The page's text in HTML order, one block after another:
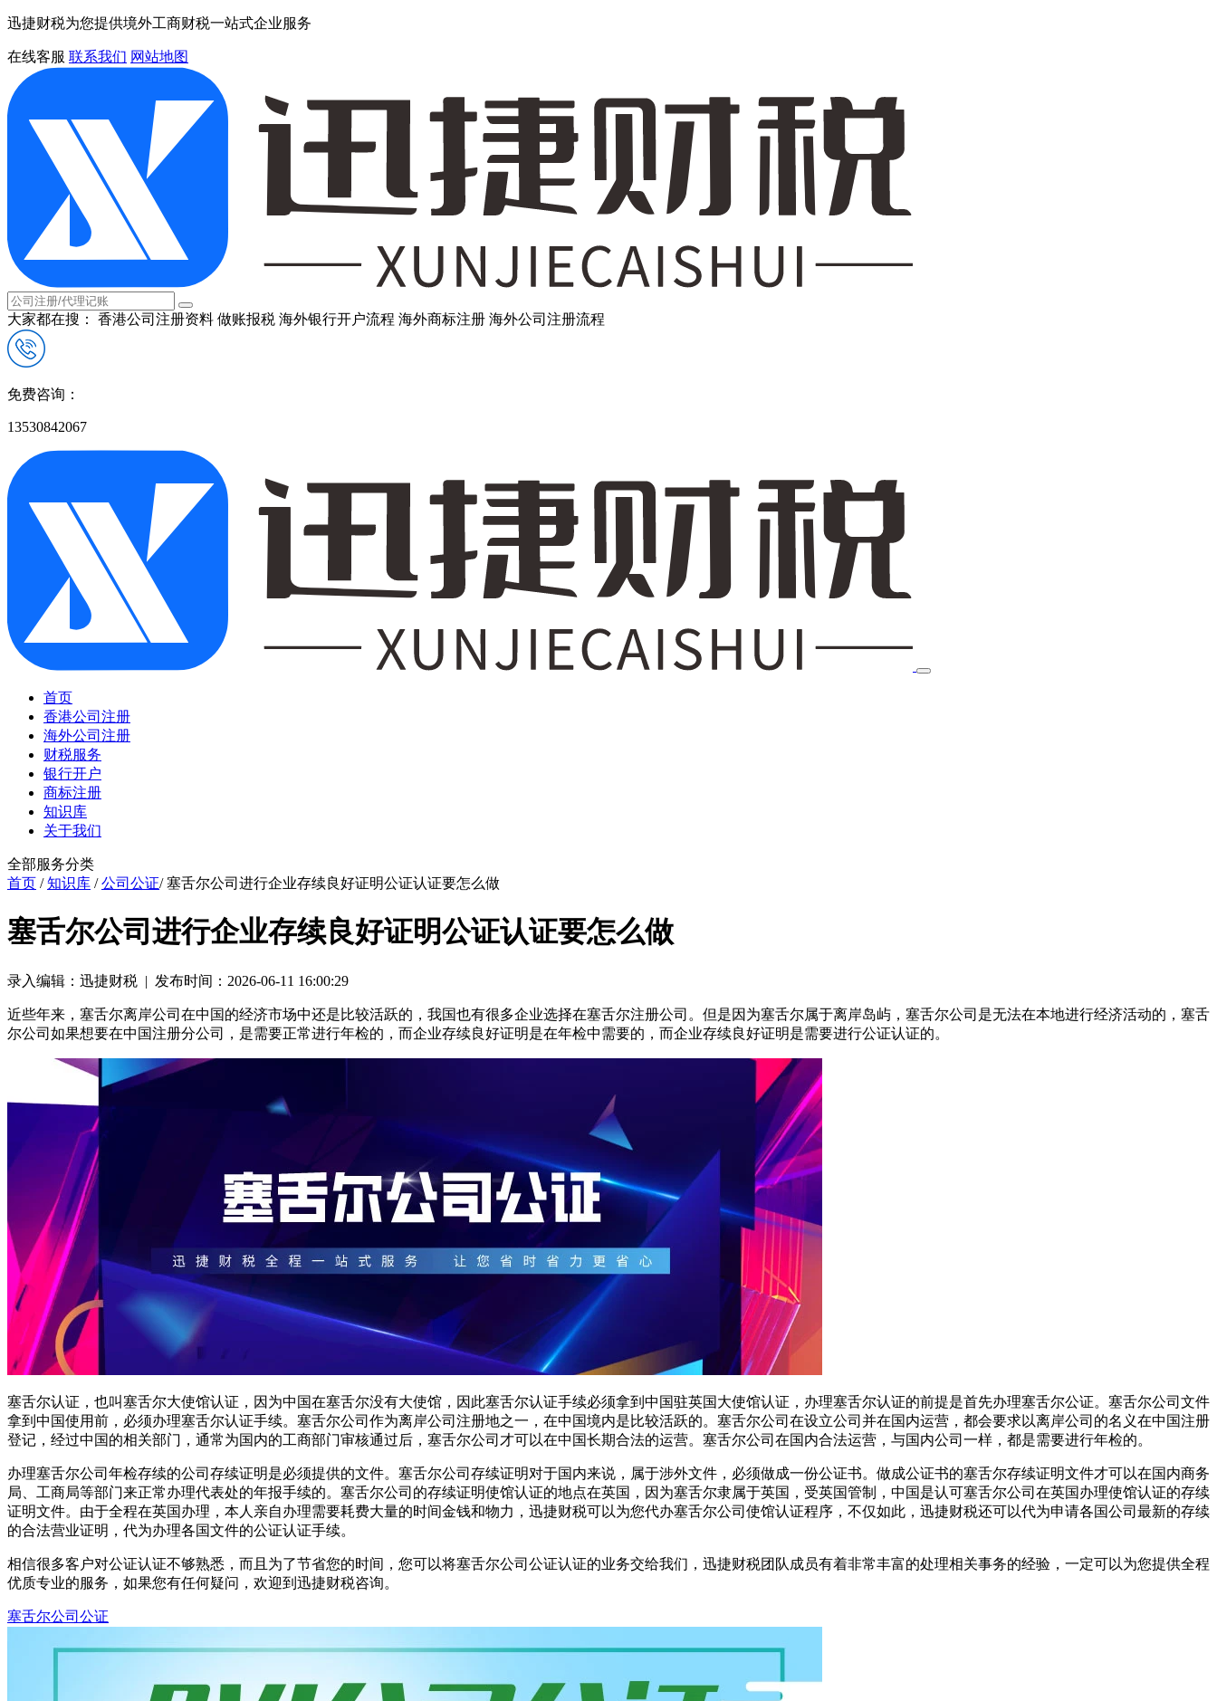
迅捷财税为您提供境外工商财税一站式企业服务
在线客服 联系我们 网站地图
大家都在搜： 香港公司注册资料 做账报税 海外银行开户流程 海外商标注册 海外公司注册流程
免费咨询：
13530842067
首页
香港公司注册
海外公司注册
财税服务
银行开户
商标注册
知识库
关于我们
全部服务分类
首页 /知识库 /公司公证/ 塞舌尔公司进行企业存续良好证明公证认证要怎么做
塞舌尔公司进行企业存续良好证明公证认证要怎么做
录入编辑：迅捷财税 | 发布时间：2026-06-11 16:00:29
近些年来，塞舌尔离岸公司在中国的经济市场中还是比较活跃的，我国也有很多企业选择在塞舌尔注册公司。但是因为塞舌尔属于离岸岛屿，塞舌尔公司是无法在本地进行经济活动的，塞舌
尔公司如果想要在中国注册分公司，是需要正常进行年检的，而企业存续良好证明是在年检中需要的，而企业存续良好证明是需要进行公证认证的。
塞舌尔认证，也叫塞舌尔大使馆认证，因为中国在塞舌尔没有大使馆，因此塞舌尔认证手续必须拿到中国驻英国大使馆认证，办理塞舌尔认证的前提是首先办理塞舌尔公证。塞舌尔公司文件
拿到中国使用前，必须办理塞舌尔认证手续。塞舌尔公司作为离岸公司注册地之一，在中国境内是比较活跃的。塞舌尔公司在设立公司并在国内运营，都会要求以离岸公司的名义在中国注册
登记，经过中国的相关部门，通常为国内的工商部门审核通过后，塞舌尔公司才可以在中国长期合法的运营。塞舌尔公司在国内合法运营，与国内公司一样，都是需要进行年检的。
办理塞舌尔公司年检存续的公司存续证明是必须提供的文件。塞舌尔公司存续证明对于国内来说，属于涉外文件，必须做成一份公证书。做成公证书的塞舌尔存续证明文件才可以在国内商务
局、工商局等部门来正常办理代表处的年报手续的。塞舌尔公司的存续证明使馆认证的地点在英国，因为塞舌尔隶属于英国，受英国管制，中国是认可塞舌尔公司在英国办理使馆认证的存续
证明文件。由于全程在英国办理，本人亲自办理需要耗费大量的时间金钱和物力，迅捷财税可以为您代办塞舌尔公司使馆认证程序，不仅如此，迅捷财税还可以代为申请各国公司最新的存续
的合法营业证明，代为办理各国文件的公证认证手续。
相信很多客户对公证认证不够熟悉，而且为了节省您的时间，您可以将塞舌尔公司公证认证的业务交给我们，迅捷财税团队成员有着非常丰富的处理相关事务的经验，一定可以为您提供全程
优质专业的服务，如果您有任何疑问，欢迎到迅捷财税咨询。
塞舌尔公司公证